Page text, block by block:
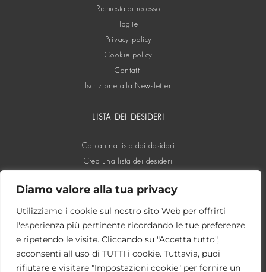
Diamo valore alla tua privacy
Utilizziamo i cookie sul nostro sito Web per offrirti
l'esperienza più pertinente ricordando le tue preferenze
e ripetendo le visite. Cliccando su "Accetta tutto",
acconsenti all'uso di TUTTI i cookie. Tuttavia, puoi
rifiutare e visitare "Impostazioni cookie" per fornire un
Richiesta di recesso
Taglie
Privacy policy
Cookie policy
Contatti
Iscrizione alla Newsletter
LISTA DEI DESIDERI
Cerca una lista dei desideri
Crea una lista dei desideri
SOCIAL